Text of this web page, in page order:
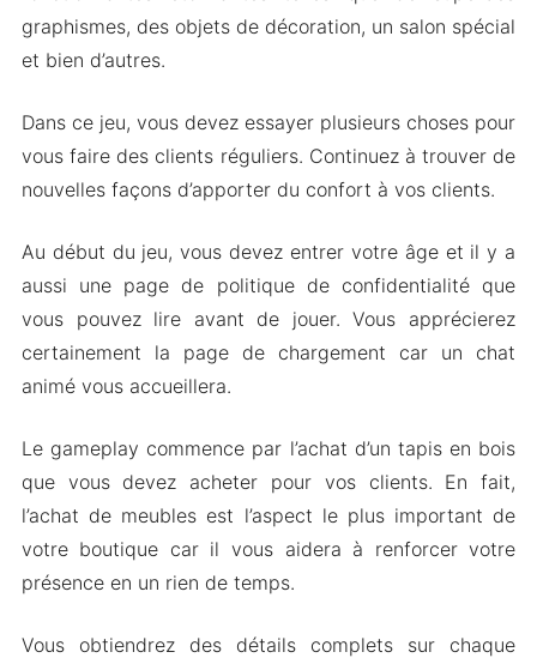
Caractéristiques du Mod
Téléchargez Cat Spa Apk & MOD pour Android
graphismes, des objets de décoration, un salon spécial
et bien d’autres.
Dans ce jeu, vous devez essayer plusieurs choses pour
vous faire des clients réguliers. Continuez à trouver de
nouvelles façons d’apporter du confort à vos clients.
Au début du jeu, vous devez entrer votre âge et il y a
aussi une page de politique de confidentialité que
vous pouvez lire avant de jouer. Vous apprécierez
certainement la page de chargement car un chat
animé vous accueillera.
Le gameplay commence par l’achat d’un tapis en bois
que vous devez acheter pour vos clients. En fait,
l’achat de meubles est l’aspect le plus important de
votre boutique car il vous aidera à renforcer votre
présence en un rien de temps.
Vous obtiendrez des détails complets sur chaque